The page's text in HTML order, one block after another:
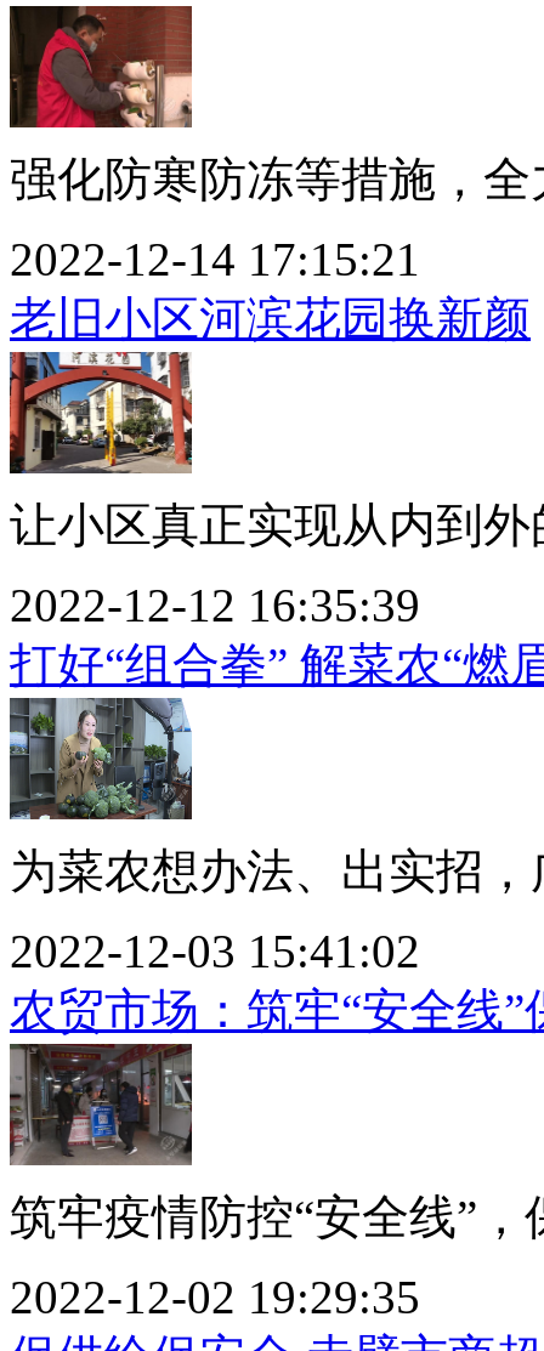
强化防寒防冻等措施，
2022-12-14 17:15:21
老旧小区河滨花园换新颜
让小区真正实现从内到外
2022-12-12 16:35:39
打好“组合拳” 解菜农“燃
为菜农想办法、出实招
2022-12-03 15:41:02
农贸市场：筑牢“安全线”
筑牢疫情防控“安全线”
2022-12-02 19:29:35